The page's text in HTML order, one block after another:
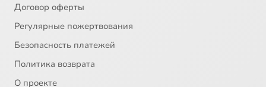
Договор оферты
Регулярные пожертвования
Безопасность платежей
Политика возврата
О проекте